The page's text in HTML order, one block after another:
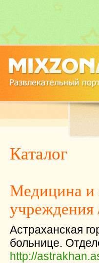
Каталог
Медицина и
учреждения
Астраханская
больнице.
http://